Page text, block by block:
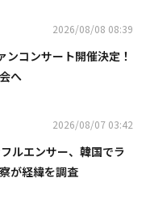
2026/08/08 08:39
ンコンサート開催決定！
へ
2026/08/07 03:42
ルエンサー、韓国でラ
が経緯を調査